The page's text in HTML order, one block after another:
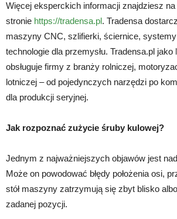
Więcej eksperckich informacji znajdziesz na
stronie https://tradensa.pl. Tradensa
maszyny CNC, szlifierki, ściernice,
technologie dla przemysłu. Tradensa.pl jako
obsługuje firmy z branży rolniczej,
lotniczej – od pojedynczych narzędzi po
dla produkcji seryjnej.
Jak rozpoznać zużycie śruby kulowej?
Jednym z najważniejszych objawów jest
Może on powodować błędy położenia osi,
stół maszyny zatrzymują się zbyt blisko
zadanej pozycji.